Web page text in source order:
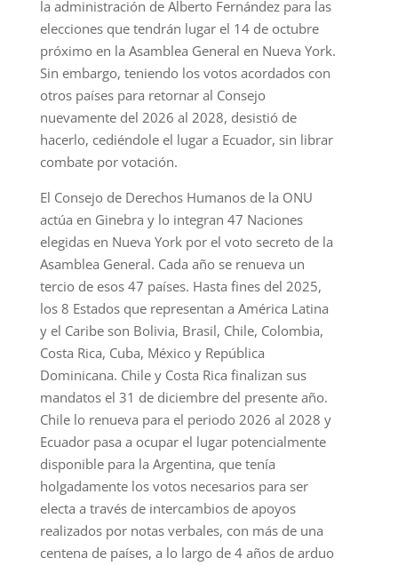
la administración de Alberto Fernández para las
elecciones que tendrán lugar el 14 de octubre
próximo en la Asamblea General en Nueva York.
Sin embargo, teniendo los votos acordados con
otros países para retornar al Consejo
nuevamente del 2026 al 2028, desistió de
hacerlo, cediéndole el lugar a Ecuador, sin librar
combate por votación.
El Consejo de Derechos Humanos de la ONU
actúa en Ginebra y lo integran 47 Naciones
elegidas en Nueva York por el voto secreto de la
Asamblea General. Cada año se renueva un
tercio de esos 47 países. Hasta fines del 2025,
los 8 Estados que representan a América Latina
y el Caribe son Bolivia, Brasil, Chile, Colombia,
Costa Rica, Cuba, México y República
Dominicana. Chile y Costa Rica finalizan sus
mandatos el 31 de diciembre del presente año.
Chile lo renueva para el periodo 2026 al 2028 y
Ecuador pasa a ocupar el lugar potencialmente
disponible para la Argentina, que tenía
holgadamente los votos necesarios para ser
electa a través de intercambios de apoyos
realizados por notas verbales, con más de una
centena de países, a lo largo de 4 años de arduo